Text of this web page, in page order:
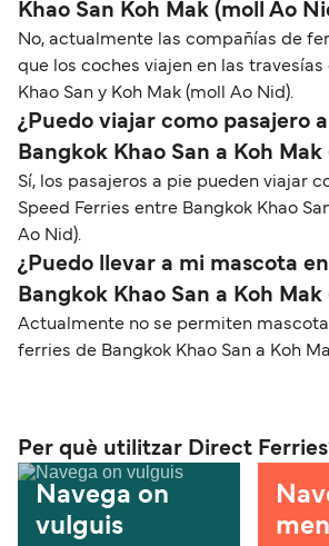
Khao San Koh Mak (moll Ao
No, actualmente las compañías de
que los coches viajen en las travesías
Khao San y Koh Mak (moll Ao Nid).
¿Puedo viajar como pasajero
Bangkok Khao San a Koh
Sí, los pasajeros a pie pueden viajar
Speed Ferries entre Bangkok Khao
Ao Nid).
¿Puedo llevar a mi mascota
Bangkok Khao San a Koh
Actualmente no se permiten
ferries de Bangkok Khao San a Koh
Per què utilitzar Direct
Navega on
vulguis